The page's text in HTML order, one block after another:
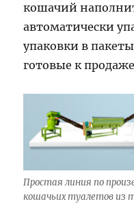
кошачий
автоматически
упаковки в
готовые к
Простая линия по
кошачьих туалетов из